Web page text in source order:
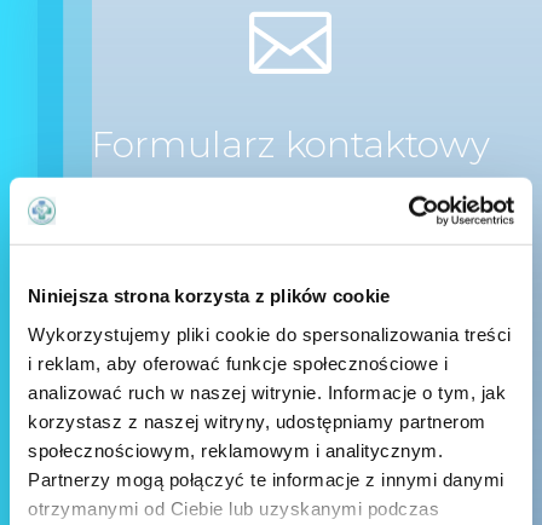
Niniejsza strona korzysta z plików cookie
Wykorzystujemy pliki cookie do spersonalizowania treści
i reklam, aby oferować funkcje społecznościowe i
analizować ruch w naszej witrynie. Informacje o tym, jak
korzystasz z naszej witryny, udostępniamy partnerom
społecznościowym, reklamowym i analitycznym.
Partnerzy mogą połączyć te informacje z innymi danymi
otrzymanymi od Ciebie lub uzyskanymi podczas

Formularz kontaktowy